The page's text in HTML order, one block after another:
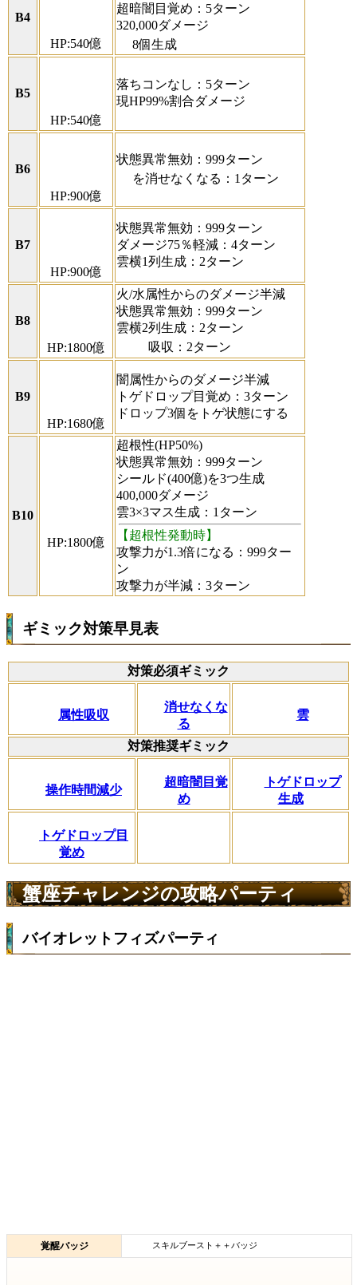
B4
HP:540億
超暗闇目覚め：5ターン
320,000ダメージ
8個生成
B5
HP:540億
落ちコンなし：5ターン
現HP99%割合ダメージ
B6
HP:900億
状態異常無効：999ターン
を消せなくなる：1ターン
B7
HP:900億
状態異常無効：999ターン
ダメージ75％軽減：4ターン
雲横1列生成：2ターン
B8
HP:1800億
火/水属性からのダメージ半減
状態異常無効：999ターン
雲横2列生成：2ターン
吸収：2ターン
B9
HP:1680億
闇属性からのダメージ半減
トゲドロップ目覚め：3ターン
ドロップ3個をトゲ状態にする
B10
HP:1800億
超根性(HP50%)
状態異常無効：999ターン
シールド(400億)を3つ生成
400,000ダメージ
雲3×3マス生成：1ターン
【超根性発動時】
攻撃力が1.3倍になる：999ター
ン
攻撃力が半減：3ターン
ギミック対策早見表
対策必須ギミック
属性吸収
消せなくな
る
雲
対策推奨ギミック
操作時間減少
超暗闇目覚
め
トゲドロップ
生成
トゲドロップ目
覚め
蟹座チャレンジの攻略パーティ
バイオレットフィズパーティ
覚醒バッジ スキルブースト＋＋バッジ